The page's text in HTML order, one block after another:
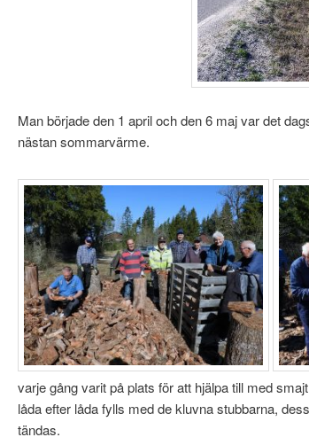
Man började den 1 april och den 6 maj var det
nästan sommarvärme.
varje gång varit på plats för att hjälpa till med
låda efter låda fylls med de kluvna stubbarna,
tändas.